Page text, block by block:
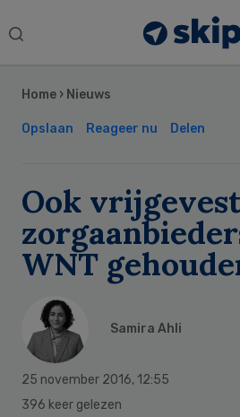
Search
Home › Nieuws
Opslaan Reageer nu Delen
Ook
WNT
Samira Ahli
25 november 2016, 12:55
396 keer gelezen
Sidebar